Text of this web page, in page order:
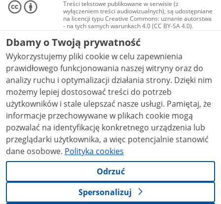
Treści tekstowe publikowane w serwisie (z
wyłączeniem treści audiowizualnych), są udostępniane
na licencji typu Creative Commons: uznanie autorstwa
- na tych samych warunkach 4.0 (CC BY-SA 4.0).
Materiały audiowizualne, w tym zdjęcia, materiały
audio i wideo, są udostępniane na licencji typu
Creative Commons: uznanie autorstwa użycie
niekomercyjne - bez utworów zależnych 4.0 (CC BY-
NC-ND 4.0), o ile nie jest to stwierdzone inaczej.
Dbamy o Twoją prywatność
Wykorzystujemy pliki cookie w celu zapewnienia
prawidłowego funkcjonowania naszej witryny oraz do
analizy ruchu i optymalizacji działania strony. Dzięki nim
możemy lepiej dostosować treści do potrzeb
użytkowników i stale ulepszać nasze usługi. Pamiętaj, że
informacje przechowywane w plikach cookie mogą
pozwalać na identyfikację konkretnego urządzenia lub
przeglądarki użytkownika, a więc potencjalnie stanowić
dane osobowe. Polityka cookies
Odrzuć
Spersonalizuj